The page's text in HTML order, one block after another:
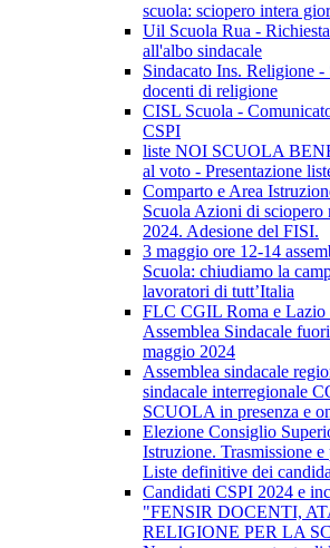
scuola: sciopero intera
Uil Scuola Rua -
all'albo sindacale
Sindacato Ins. Religione
docenti di religione
CISL Scuola -
CSPI
liste NOI SCUOLA
al voto - Presentazione
Comparto e Area
Scuola Azioni di sciopero
2024. Adesione del FISI.
3 maggio ore 12-14
Scuola: chiudiamo la
lavoratori di tutt’Italia
FLC CGIL Roma e Lazio
Assemblea Sindacale
maggio 2024
Assemblea sindacale
sindacale interregionale
SCUOLA in presenza e
Elezione Consiglio
Istruzione. Trasmissione
Liste definitive dei
Candidati CSPI 2024 e
"FENSIR DOCENTI,
RELIGIONE PER LA